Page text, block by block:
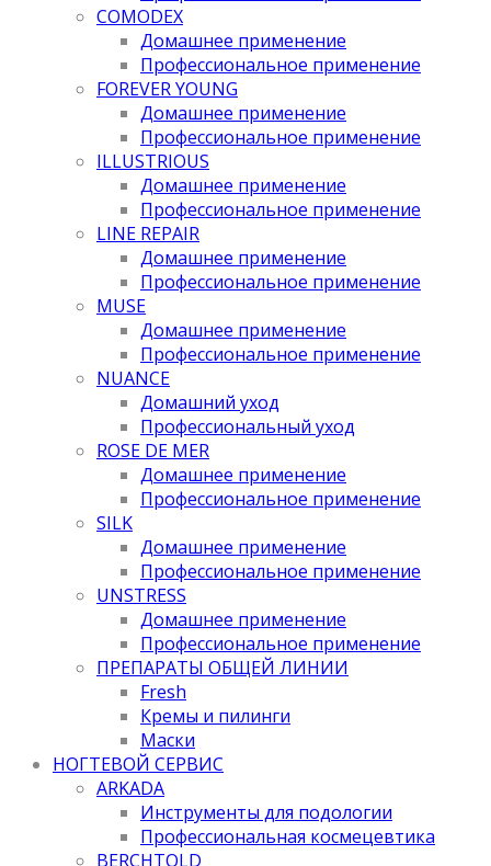
COMODEX
Домашнее применение
Профессиональное применение
FOREVER YOUNG
Домашнее применение
Профессиональное применение
ILLUSTRIOUS
Домашнее применение
Профессиональное применение
LINE REPAIR
Домашнее применение
Профессиональное применение
MUSE
Домашнее применение
Профессиональное применение
NUANCE
Домашний уход
Профессиональный уход
ROSE DE MER
Домашнее применение
Профессиональное применение
SILK
Домашнее применение
Профессиональное применение
UNSTRESS
Домашнее применение
Профессиональное применение
ПРЕПАРАТЫ ОБЩЕЙ ЛИНИИ
Fresh
Кремы и пилинги
Маски
НОГТЕВОЙ СЕРВИС
ARKADA
Инструменты для подологии
Профессиональная космецевтика
BERCHTOLD